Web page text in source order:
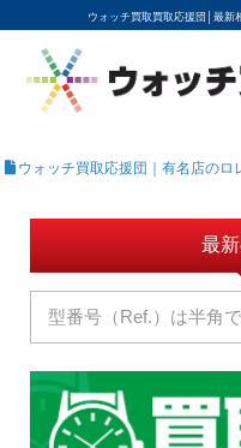
ウォッチ買取買取応援団│ 最新
YouTubeで動画を公開中
ROLEXモデル名から買
高級時計ブランド名から
地域から買取店を探す
店舗名から買取店を探す
ブランド時計を高く売る
買取査定を依頼する
ウォッチ買取応援団｜有名店の
最